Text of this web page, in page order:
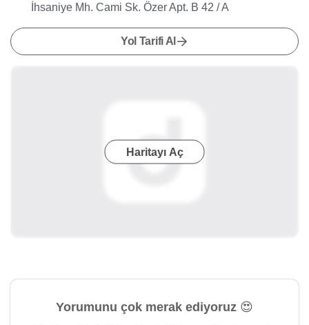
İhsaniye Mh. Cami Sk. Özer Apt. B 42 / A
Yol Tarifi Al
Haritayı Aç
Yorumunu çok merak ediyoruz 😍